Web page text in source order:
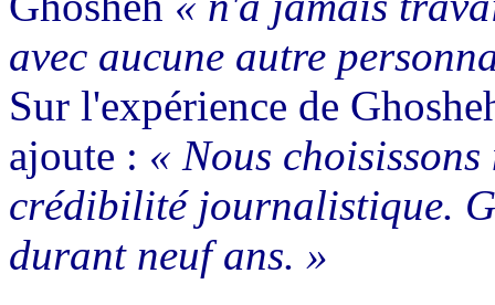
avec aucune autre
Sur l'expérience de
ajoute : « Nous
crédibilité journalistique.
durant neuf ans. »